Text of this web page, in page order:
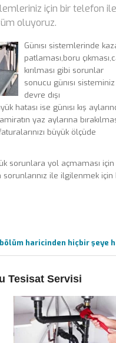
için bir telefon ile
oluyoruz.
Günısı sistemlerinde
patlaması,boru
kırılması gibi sorunlar
sonucu günısı sisteminiz
devre dışı
hatası ise günısı kış
yaz aylarına
büyük ölçüde
sorunlara yol açmaması için
sorunlarınız ile ilgilenmek için
bölüm haricinden hiçbir
Tesisat Servisi